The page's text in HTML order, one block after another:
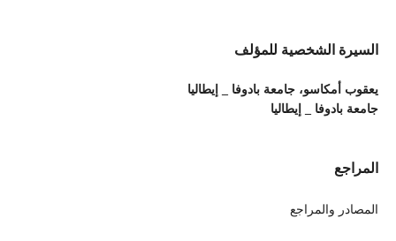
السيرة الشخصية للمؤلف
يعقوب أمكاسو، جامعة بادوفا _ إيطاليا
جامعة بادوفا _ إيطاليا
المراجع
المصادر والمراجع